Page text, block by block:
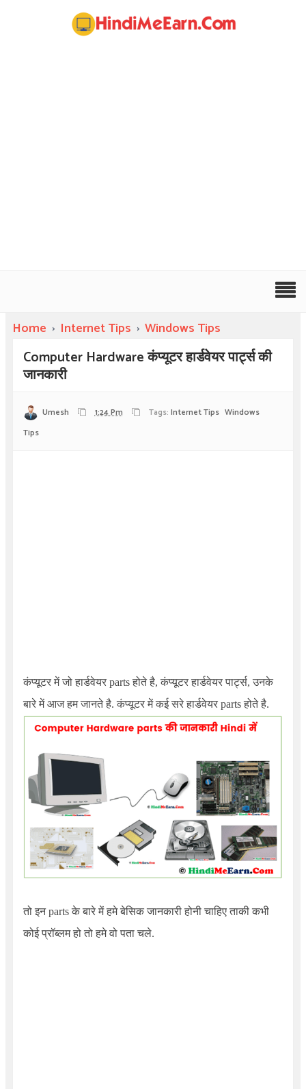
Home › Internet Tips › Windows Tips
Computer Hardware कंप्यूटर हार्डवेयर पार्ट्स की
जानकारी
Umesh 1:24 Pm Tags: Internet Tips Windows
Tips
कंप्यूटर में जो हार्डवेयर parts होते है, कंप्यूटर हार्डवेयर पार्ट्स, उनके
बारे में आज हम जानते है. कंप्यूटर में कई सरे हार्डवेयर parts होते है.
तो इन parts के बारे में हमे बेसिक जानकारी होनी चाहिए ताकी कभी
कोई प्रॉब्लम हो तो हमे वो पता चले.